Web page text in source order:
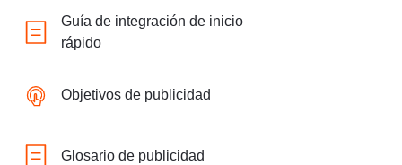
Guía de integración de inicio
rápido
Objetivos de publicidad
Glosario de publicidad